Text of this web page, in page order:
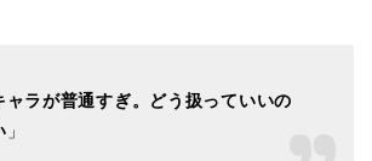
ャラが普通すぎ。どう扱っていいの
」